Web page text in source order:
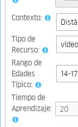
Contexto:
Tipo de
Recurso:
Rango de
Edades
Típico:
Tiempo de
Aprendizaje: